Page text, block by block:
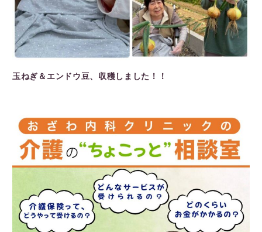
玉ねぎ＆エンドウ豆、収穫しました！！